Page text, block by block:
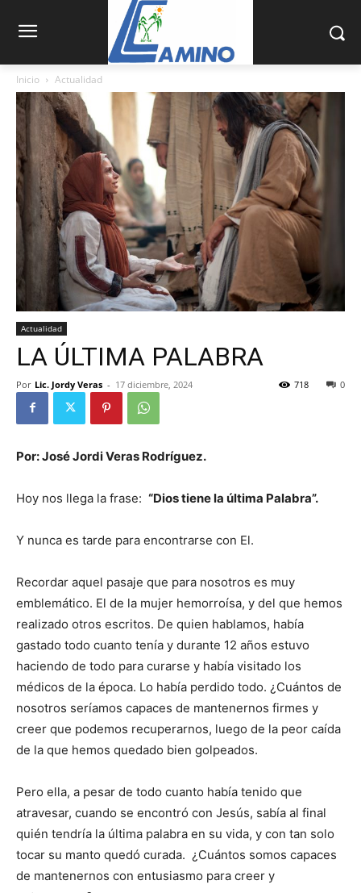
Inicio Actualidad
Actualidad
LA ÚLTIMA PALABRA
Por Lic. Jordy Veras - 17 diciembre, 2024 0
718
Por: José Jordi Veras Rodríguez.
Hoy nos llega la frase: “Dios tiene la última Palabra”.
Y nunca es tarde para encontrarse con El.
Recordar aquel pasaje que para nosotros es muy
emblemático. El de la mujer hemorroísa, y del que hemos
realizado otros escritos. De quien hablamos, había
gastado todo cuanto tenía y durante 12 años estuvo
haciendo de todo para curarse y había visitado los
médicos de la época. Lo había perdido todo. ¿Cuántos de
nosotros seríamos capaces de mantenernos firmes y
creer que podemos recuperarnos, luego de la peor caída
de la que hemos quedado bien golpeados.
Pero ella, a pesar de todo cuanto había tenido que
atravesar, cuando se encontró con Jesús, sabía al final
quién tendría la última palabra en su vida, y con tan solo
tocar su manto quedó curada. ¿Cuántos somos capaces
de mantenernos con entusiasmo para creer y